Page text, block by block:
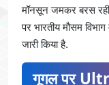
मॉनसून जमकर बरस रही
पर भारतीय मौसम
जारी किया है.
गूगल पर